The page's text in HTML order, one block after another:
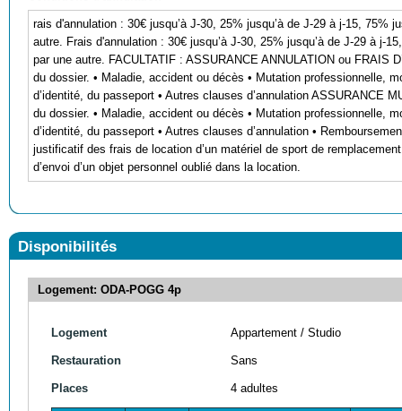
rais d'annulation : 30€ jusqu’à J-30, 25% jusqu’à de J-29 à j-15,
autre. Frais d'annulation : 30€ jusqu’à J-30, 25% jusqu’à de J-29 à j-
par une autre. FACULTATIF : ASSURANCE ANNULATION ou
du dossier. • Maladie, accident ou décès • Mutation professionnelle,
d’identité, du passeport • Autres clauses d’annulation
du dossier. • Maladie, accident ou décès • Mutation professionnelle,
d’identité, du passeport • Autres clauses d’annulation •
justificatif des frais de location d’un matériel de sport de
d’envoi d’un objet personnel oublié dans la location.
Disponibilités
Logement: ODA-POGG 4p
Logement Appartement / Studio
Restauration Sans
Places 4 adultes